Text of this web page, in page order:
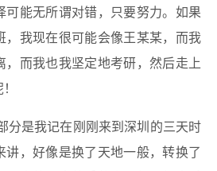
可能无所谓对错，只要努力。如果
，我现在很可能会像王某某，而我
，而我也我坚定地考研，然后走上
分是我记在刚刚来到深圳的三天时
讲，好像是换了天地一般，转换了